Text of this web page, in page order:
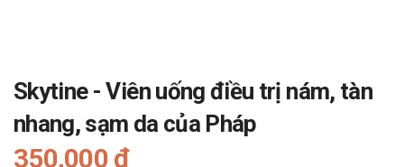
Skytine - Viên uống điều trị nám, tàn
nhang, sạm da của Pháp
350,000 đ